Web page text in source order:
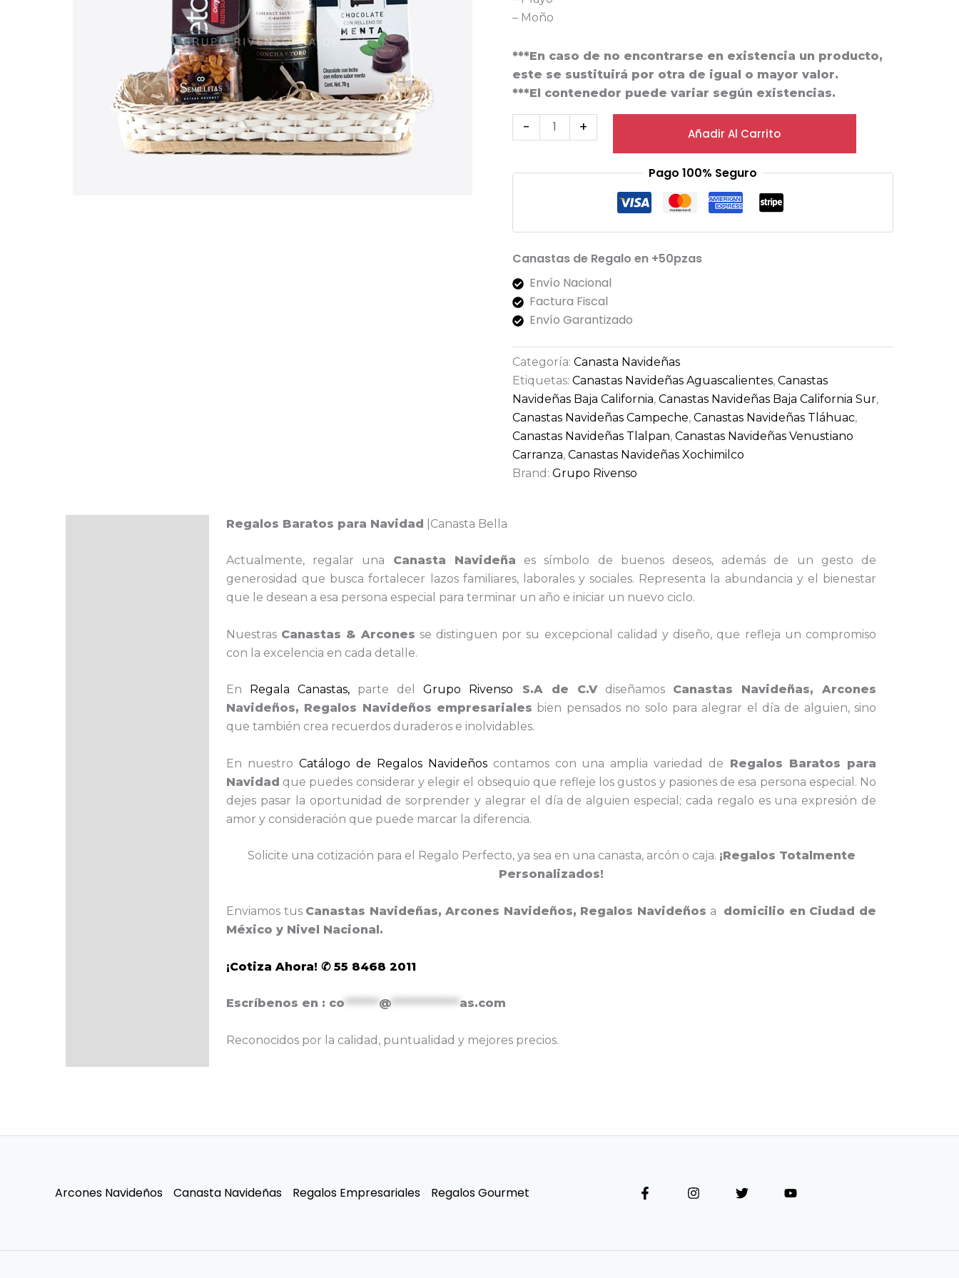
– Moño
***En caso de no encontrarse en existencia un producto,
este se sustituirá por otra de igual o mayor valor.
***El contenedor puede variar según existencias.
- + Añadir Al Carrito
Pago 100% Seguro
Canastas de Regalo en +50pzas
Envío Nacional
Factura Fiscal
Envío Garantizado
Categoría:Canasta Navideñas
Etiquetas:Canastas Navideñas Aguascalientes,Canastas
Navideñas Baja California,Canastas Navideñas Baja California Sur,
Canastas Navideñas Campeche,Canastas Navideñas Tláhuac,
Canastas Navideñas Tlalpan,Canastas Navideñas Venustiano
Carranza,Canastas Navideñas Xochimilco
Brand:Grupo Rivenso
Regalos Baratos para Navidad |Canasta Bella
Actualmente, regalar una Canasta Navideña es símbolo de buenos deseos, además de un gesto de
generosidad que busca fortalecer lazos familiares, laborales y sociales. Representa la abundancia y el bienestar
que le desean a esa persona especial para terminar un año e iniciar un nuevo ciclo.
Nuestras Canastas & Arcones se distinguen por su excepcional calidad y diseño, que refleja un compromiso
con la excelencia en cada detalle.
En Regala Canastas, parte del Grupo Rivenso S.A de C.Vdiseñamos Canastas Navideñas, Arcones
Navideños, Regalos Navideños empresariales bien pensados no solo para alegrar el día de alguien, sino
que también crea recuerdos duraderos e inolvidables.
En nuestro Catálogo de Regalos Navideñoscontamos con una amplia variedad de Regalos Baratos para
Navidad que puedes considerar y elegir el obsequio que refleje los gustos y pasiones de esa persona especial. No
dejes pasar la oportunidad de sorprender y alegrar el día de alguien especial; cada regalo es una expresión de
amor y consideración que puede marcar la diferencia.
Solicite una cotización para el Regalo Perfecto, ya sea en una canasta, arcón o caja. ¡Regalos Totalmente
Personalizados!
Enviamos tus Canastas Navideñas, Arcones Navideños, Regalos Navideños a
domicilio en Ciudad de
México y Nivel Nacional.
¡Cotiza Ahora! ✆ 55 8468 2011
Escríbenos en : co ****** @ ************ as.com
Reconocidos por la calidad, puntualidad y mejores precios.
Arcones Navideños Canasta Navideñas Regalos Empresariales Regalos Gourmet